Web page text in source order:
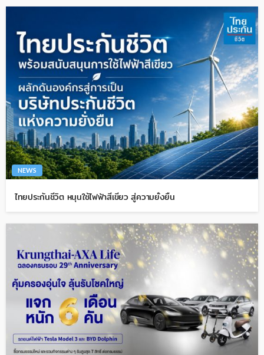
NEWS
ไทยประกันชีวิต หนุนใช้ไฟฟ้าสีเขียว สู่ความยั่งยืน